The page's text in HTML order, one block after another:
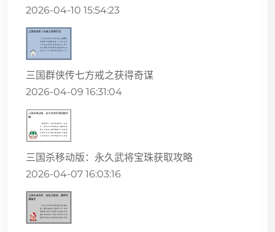
2026-04-10 15:54:23
三国群侠传七方戒之获得奇谋
2026-04-09 16:31:04
三国杀移动版：永久武将宝珠获取攻略
2026-04-07 16:03:16